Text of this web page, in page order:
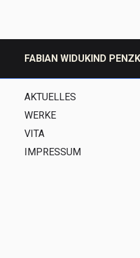
FABIAN WIDUKIND
AKTUELLES
WERKE
VITA
IMPRESSUM